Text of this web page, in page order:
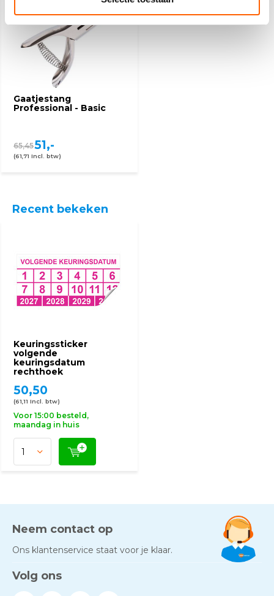
Gaatjestang
Professional - Basic
65,4551,-
(61,71 Incl. btw)
Recent bekeken
Keuringssticker
volgende
keuringsdatum
rechthoek
50,50
(61,11 Incl. btw)
Voor 15:00 besteld,
maandag in huis
Neem contact op
Ons klantenservice staat voor je klaar.
Volg ons